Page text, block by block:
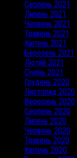
Серпень 2021
Липень 2021
Червень 2021
Травень 2021
Квітень 2021
Березень 2021
Лютий 2021
Січень 2021
Грудень 2020
Листопад 2020
Вересень 2020
Серпень 2020
Липень 2020
Червень 2020
Травень 2020
Квітень 2020